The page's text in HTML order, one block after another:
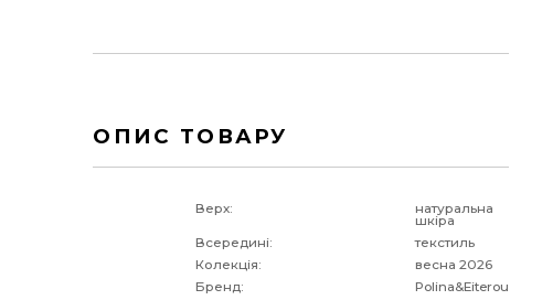
ОПИС ТОВАРУ
Верх: натуральна
шкіра
Всередині:
текстиль
Колекція:
весна 2026
Бренд:
Polina&Eiterou